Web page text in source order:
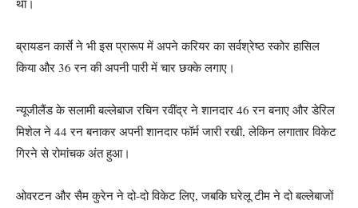
था।
ब्रायडन कार्से ने भी इस प्रारूप में अपने करियर का सर्वश्रेष्ठ स्कोर हासिल
किया और 36 रन की अपनी पारी में चार छक्के लगाए।
न्यूजीलैंड के सलामी बल्लेबाज रचिन रवींद्र ने शानदार 46 रन बनाए और डेरिल
मिशेल ने 44 रन बनाकर अपनी शानदार फॉर्म जारी रखी, लेकिन लगातार विकेट
गिरने से रोमांचक अंत हुआ।
ओवरटन और सैम कुरेन ने दो-दो विकेट लिए, जबकि घरेलू टीम ने दो बल्लेबाजों